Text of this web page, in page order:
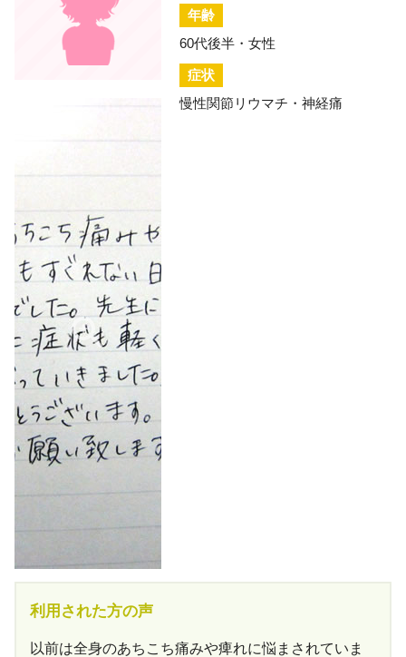
年齢
60代後半・女性
症状
慢性関節リウマチ・神経痛
利用された方の声
以前は全身のあちこち痛みや痺れに悩まされていま